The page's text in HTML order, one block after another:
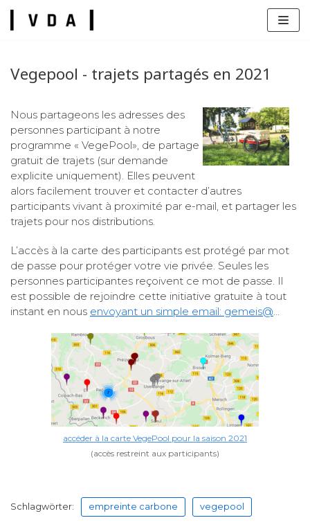
Zum
Inhalt
Vegepool - trajets partagés en 2021
Nous partageons les adresses des
personnes participant à notre
programme « VegePool», de partage
gratuit de trajets (sur demande
explicite uniquement). Elles peuvent
alors facilement trouver et contacter d’autres
participants vivant à proximité par e-mail, et partager les
trajets pour nos distributions.
L’accès à la carte des participants est protégé par mot
de passe pour protéger votre vie privée. Seules les
personnes participantes reçoivent ce mot de passe. Il
est possible de rejoindre cette initiative gratuite à tout
instant en nous envoyant un simple email: gemeis@…
accéder à la carte VegePool pour la saison 2021
(accès restreint aux participants)
Schlagwörter: empreinte carbone vegepool